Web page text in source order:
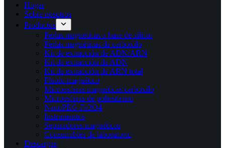
Hogar
Sobre nosotros
Productos
Perlas magnéticas a base de silicio
Perlas magnéticas de carboxilo
Kit de extracción de ADN/ARN
Kit de extracción de ADN
Kit de extracción de ARN total
Fluido magnético
Microesferas magnéticas carboxilo
Microesferas de poliestireno
NanoPEG-Fe3O4
Instrumentos
Separadores magnéticos
Consumibles de laboratorio
Descargas